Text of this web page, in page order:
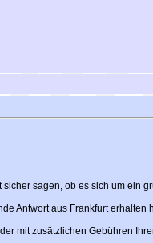
sagen, ob es sich um ein
Antwort aus Frankfurt erhalten
mit zusätzlichen Gebühren